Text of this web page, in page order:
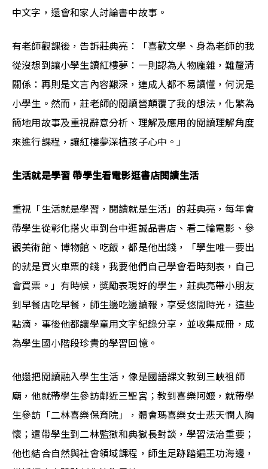
中文字，還會和家人討論書中故事。
有老師觀課後，告訴莊典亮：「喜歡文學、身為老師的我
從沒想到讓小學生讀紅樓夢：一則認為人物龐雜，難釐清
關係：再則是文言內容艱深，連成人都不易讀懂，何況是
小學生。然而，莊老師的閱讀營顛覆了我的想法，化繁為
簡地用故事及重視辭意分析、理解及應用的閱讀理解角度
來進行課程，讓紅樓夢深植孩子心中。」
生活就是學習 帶學生看電影逛書店閱讀生活
重視「生活就是學習，閱讀就是生活」的莊典亮，每年會
帶學生從彰化搭火車到台中逛誠品書店、看二輪電影、參
觀美術館、博物館、吃飯，都是他出錢，「學生唯一要出
的就是買火車票的錢，我要他們自己學會看時刻表，自己
會買票。」有時候，獎勵表現好的學生，莊典亮帶小朋友
到早餐店吃早餐，師生邊吃邊讀報，享受悠閒時光，這些
點滴，事後他都讓學童用文字紀錄分享，並收集成冊，成
為學生國小階段珍貴的學習回憶。
他還把閱讀融入學生生活，像是國語課文教到三峽祖師
廟，他就帶學生參訪鄰近三聖宮；教到喜樂阿嬤，就帶學
生參訪「二林喜樂保育院」，體會瑪喜樂女士悲天憫人胸
懷；還帶學生到二林監獄和典獄長對談，學習法治重要；
他也結合自然與社會領域課程，師生足跡踏遍王功海邊，